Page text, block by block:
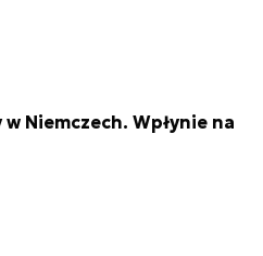
Niemczech. Wpłynie na